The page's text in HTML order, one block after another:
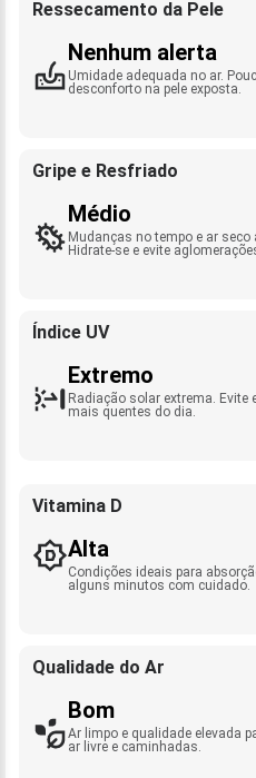
Ressecamento da Pele
Nenhum alerta
Umidade adequada no ar.
desconforto na pele exposta.
Gripe e Resfriado
Médio
Mudanças no tempo e ar
Hidrate-se e evite
Índice UV
Extremo
Radiação solar extrema.
mais quentes do dia.
Vitamina D
Alta
Condições ideais para
alguns minutos com cuidado.
Qualidade do Ar
Bom
Ar limpo e qualidade elevada
ar livre e caminhadas.